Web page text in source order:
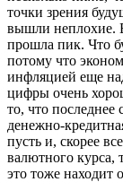
точки зрения
вышли неплохие.
прошла пик. Что
потому что
инфляцией еще
цифры очень
то, что
денежно-
пусть и, скорее
валютного курса,
это тоже находит